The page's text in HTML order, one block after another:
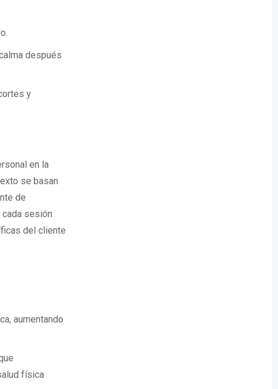
después
y
en la
se basan
de
sesión
del cliente
aumentando
física